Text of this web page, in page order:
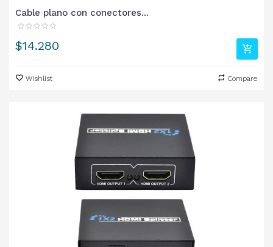
Cable plano con conectores...
Precio
$14.280
Wishlist Compare